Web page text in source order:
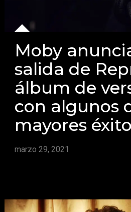
Moby
salida de
álbum de
con algunos
mayores
marzo 29, 2021